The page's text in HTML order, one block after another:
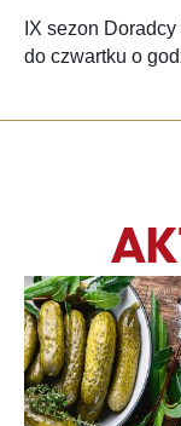
IX sezon
do czwartku o